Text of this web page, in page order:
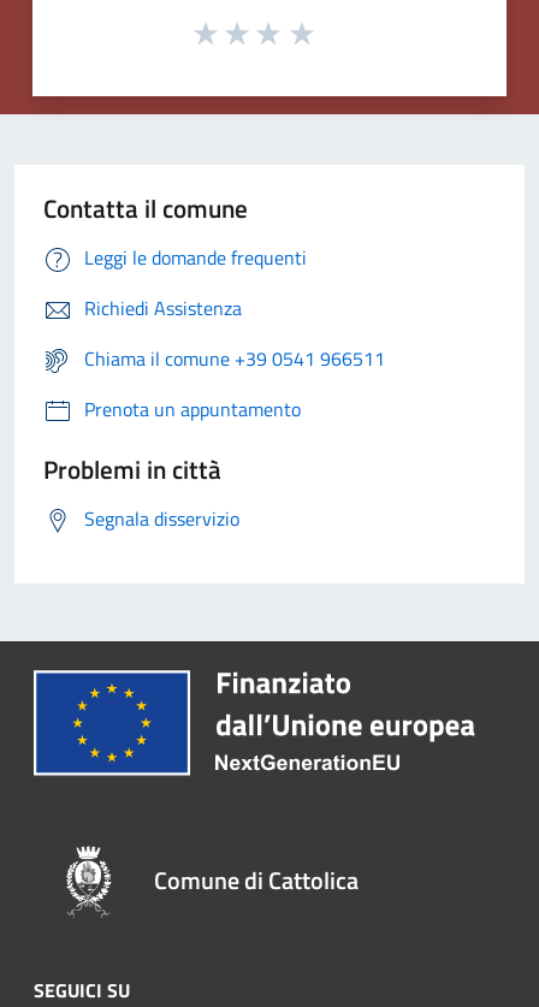
Contatta il comune
Leggi le domande frequenti
Richiedi Assistenza
Chiama il comune +39 0541 966511
Prenota un appuntamento
Problemi in città
Segnala disservizio
Comune di Cattolica
SEGUICI SU